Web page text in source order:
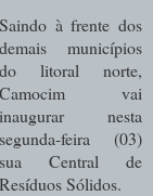
Saindo à frente dos
demais municípios
do litoral norte,
Camocim vai
inaugurar nesta
segunda-feira (03)
sua Central de
Resíduos Sólidos.